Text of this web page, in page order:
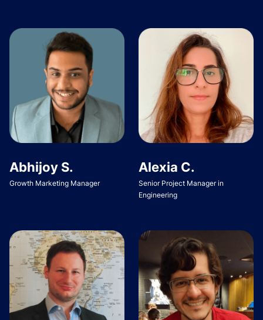
Abhijoy S.
Growth Marketing Manager
Alexia C.
Senior Project Manager in
Engineering